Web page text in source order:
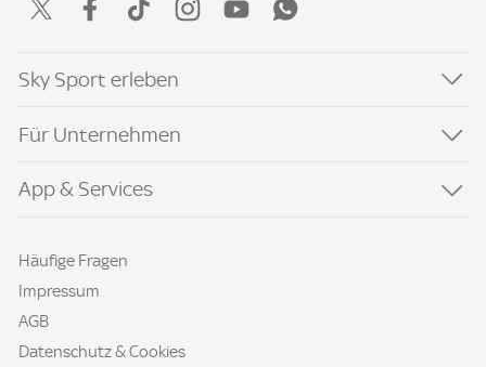
Sky Sport erleben
Für Unternehmen
App & Services
Häufige Fragen
Impressum
AGB
Datenschutz & Cookies